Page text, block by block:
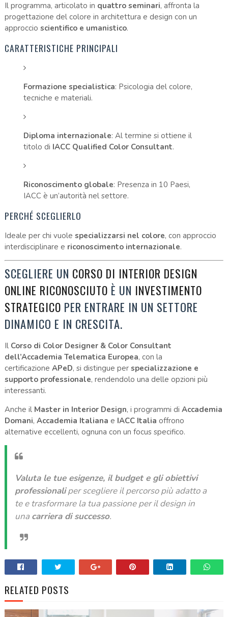
Il programma, articolato in quattro seminari, affronta la
progettazione del colore in architettura e design con un
approccio scientifico e umanistico.
CARATTERISTICHE PRINCIPALI
Formazione specialistica: Psicologia del colore,
tecniche e materiali.
Diploma internazionale: Al termine si ottiene il
titolo di IACC Qualified Color Consultant.
Riconoscimento globale: Presenza in 10 Paesi,
IACC è un’autorità nel settore.
PERCHÉ SCEGLIERLO
Ideale per chi vuole specializzarsi nel colore, con approccio
interdisciplinare e riconoscimento internazionale.
SCEGLIERE UN CORSO DI INTERIOR DESIGN
ONLINE RICONOSCIUTO È UN INVESTIMENTO
STRATEGICO PER ENTRARE IN UN SETTORE
DINAMICO E IN CRESCITA.
Il Corso di Color Designer & Color Consultant
dell’Accademia Telematica Europea, con la
certificazione APeD, si distingue per specializzazione e
supporto professionale, rendendolo una delle opzioni più
interessanti.
Anche il Master in Interior Design, i programmi di Accademia
Domani, Accademia Italiana e IACC Italia offrono
alternative eccellenti, ognuna con un focus specifico.
Valuta le tue esigenze, il budget e gli obiettivi
professionali per scegliere il percorso più adatto a
te e trasformare la tua passione per il design in
una carriera di successo.
RELATED POSTS